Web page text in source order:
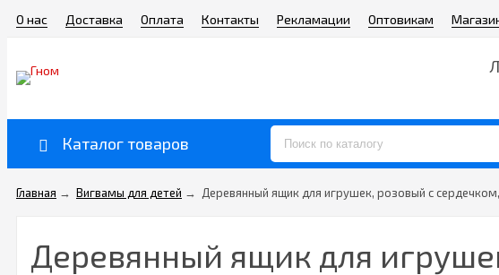
О нас Доставка Оплата Контакты Рекламации Оптовикам
Каталог товаров
Главная → Вигвамы для детей → Деревянный ящик для игрушек, розовый с
Деревянный ящик для